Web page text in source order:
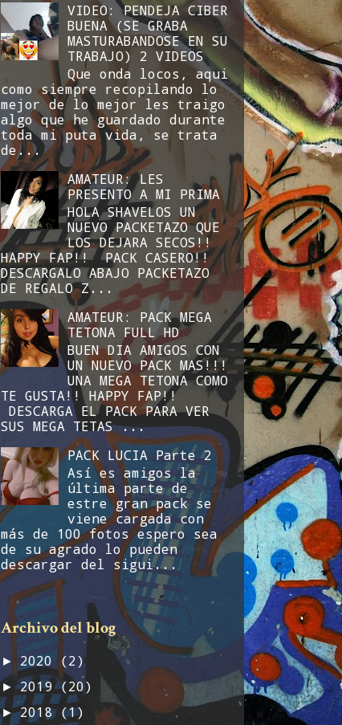
VIDEO: PENDEJA CIBER
BUENA (SE GRABA
MASTURABANDOSE EN SU
TRABAJO) 2 VIDEOS
Que onda locos, aqui
como siempre recopilando lo
mejor de lo mejor les traigo
algo que he guardado durante
toda mi puta vida, se trata
de...
AMATEUR: LES
PRESENTO A MI PRIMA
HOLA SHAVELOS UN
NUEVO PACKETAZO QUE
LOS DEJARA SECOS!!
HAPPY FAP!! PACK CASERO!!
DESCARGALO ABAJO PACKETAZO
DE REGALO Z...
AMATEUR: PACK MEGA
TETONA FULL HD
BUEN DIA AMIGOS CON
UN NUEVO PACK MAS!!!
UNA MEGA TETONA COMO
TE GUSTA!! HAPPY FAP!!
DESCARGA EL PACK PARA VER
SUS MEGA TETAS ...
PACK LUCIA Parte 2
Así es amigos la
última parte de
estre gran pack se
viene cargada con
más de 100 fotos espero sea
de su agrado lo pueden
descargar del sigui...
Archivo del blog
► 2020 (2)
►2019(20)
►2018 (1)